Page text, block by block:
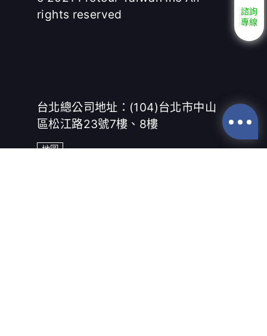
rights reserved
台北總公司地址：(104)台北市中山
區松江路23號7樓、8樓
地圖
諮詢
專線